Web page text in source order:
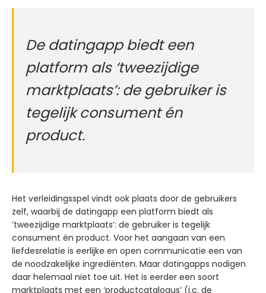
De datingapp biedt een
platform als ‘tweezijdige
marktplaats’: de gebruiker is
tegelijk consument én
product.
Het verleidingsspel vindt ook plaats door de gebruikers
zelf, waarbij de datingapp een platform biedt als
‘tweezijdige marktplaats’: de gebruiker is tegelijk
consument én product. Voor het aangaan van een
liefdesrelatie is eerlijke en open communicatie een van
de noodzakelijke ingrediënten. Maar datingapps nodigen
daar helemaal niet toe uit. Het is eerder een soort
marktplaats met een ‘productcatalogus’ (i.c. de